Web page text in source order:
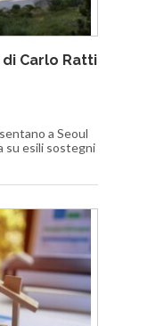
Carlo Ratti
a Seoul
su esili sostegni